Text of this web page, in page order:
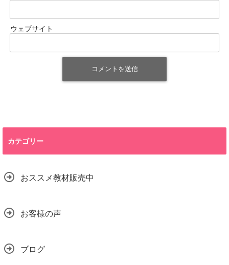
ウェブサイト
カテゴリー
おススメ教材販売中
お客様の声
ブログ